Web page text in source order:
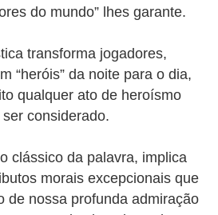
do mundo” lhes garante.
transforma jogadores,
“heróis” da noite para o dia,
qualquer ato de heroísmo
considerado.
clássico da palavra, implica
morais excepcionais que
de nossa profunda admiração